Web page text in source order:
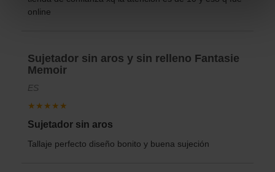
online
Sujetador sin aros y sin relleno Fantasie
Memoir
ES
★★★★★
Sujetador sin aros
Tallaje perfecto diseño bonito y buena sujeción